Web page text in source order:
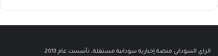
الراي السوداني منصة إخبارية سودانية مستقلة، تأسست عام 2013.